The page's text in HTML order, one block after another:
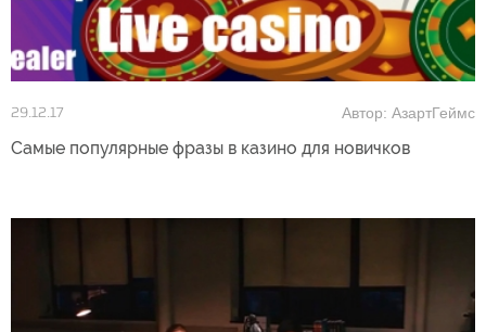
29.12.17 Автор: АзартГеймс
Самые популярные фразы в казино для новичков